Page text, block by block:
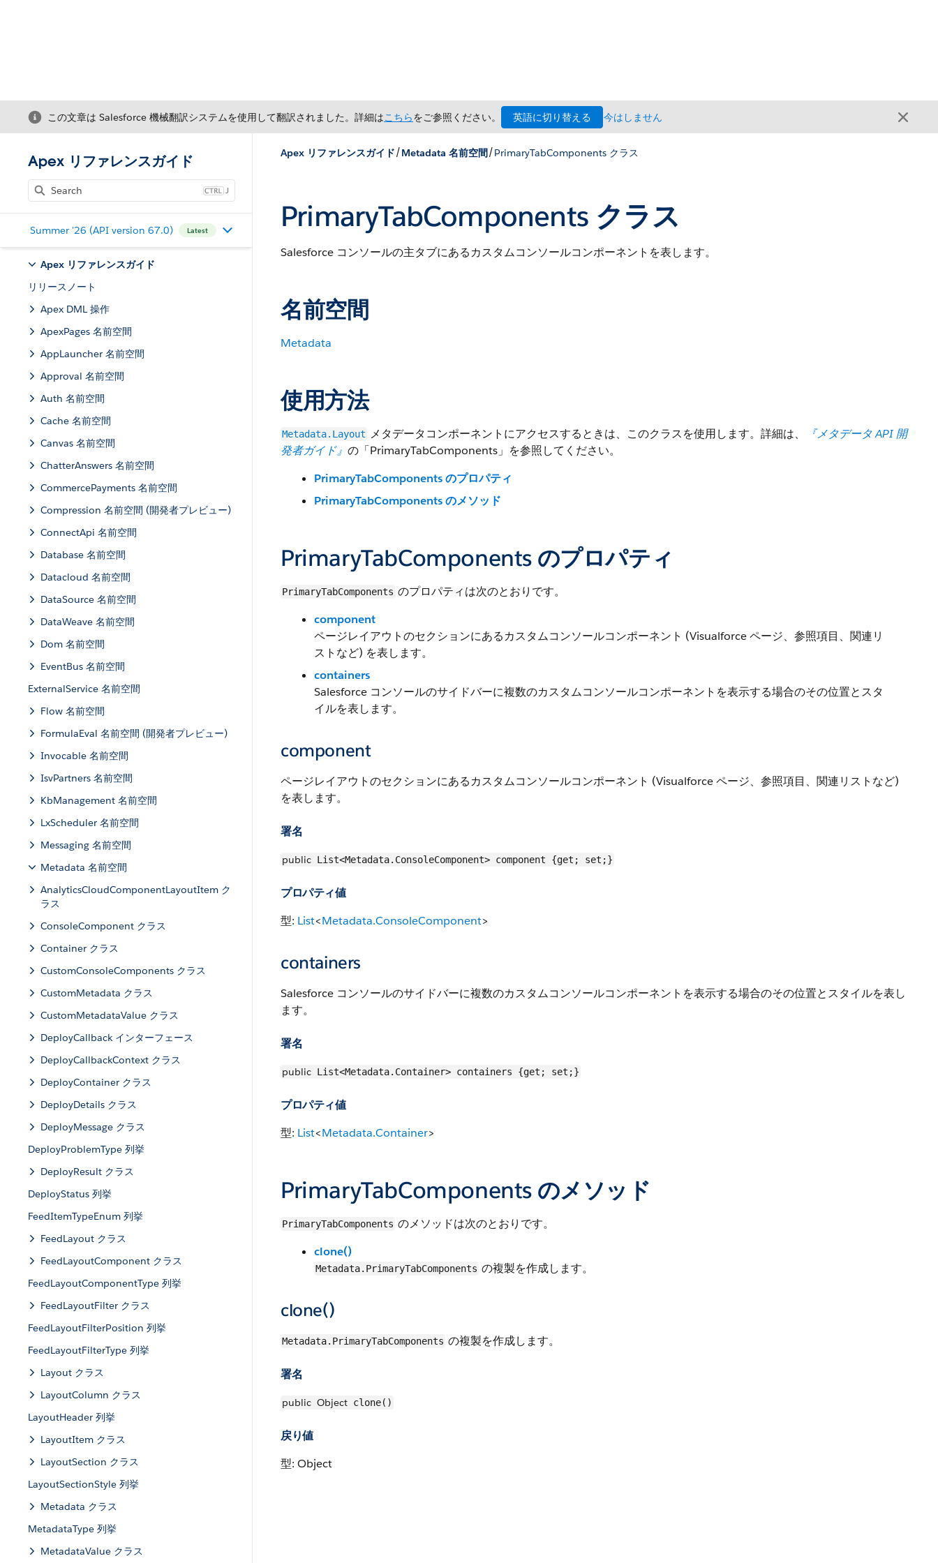
この文章は Salesforce 機械翻訳システムを使用して翻訳されました。詳細はこちらをご参照ください。 英語に切り替える 今はしません
Apex リファレンスガイド
J
Summer '26 (API version 67.0) Latest
Apex リファレンスガイド
リリースノート
Apex DML 操作
ApexPages 名前空間
AppLauncher 名前空間
Approval 名前空間
Auth 名前空間
Cache 名前空間
Canvas 名前空間
ChatterAnswers 名前空間
CommercePayments 名前空間
Compression 名前空間 (開発者プレビュー)
ConnectApi 名前空間
Database 名前空間
Datacloud 名前空間
DataSource 名前空間
DataWeave 名前空間
Dom 名前空間
EventBus 名前空間
ExternalService 名前空間
Flow 名前空間
FormulaEval 名前空間 (開発者プレビュー)
Invocable 名前空間
IsvPartners 名前空間
KbManagement 名前空間
LxScheduler 名前空間
Messaging 名前空間
Metadata 名前空間
AnalyticsCloudComponentLayoutItem ク
ラス
ConsoleComponent クラス
Container クラス
CustomConsoleComponents クラス
CustomMetadata クラス
CustomMetadataValue クラス
DeployCallback インターフェース
DeployCallbackContext クラス
DeployContainer クラス
DeployDetails クラス
DeployMessage クラス
DeployProblemType 列挙
DeployResult クラス
DeployStatus 列挙
FeedItemTypeEnum 列挙
FeedLayout クラス
FeedLayoutComponent クラス
FeedLayoutComponentType 列挙
FeedLayoutFilter クラス
FeedLayoutFilterPosition 列挙
FeedLayoutFilterType 列挙
Layout クラス
LayoutColumn クラス
LayoutHeader 列挙
LayoutItem クラス
LayoutSection クラス
LayoutSectionStyle 列挙
Metadata クラス
MetadataType 列挙
MetadataValue クラス
Apex リファレンスガイド/Metadata 名前空間/PrimaryTabComponents クラス
PrimaryTabComponents クラス
Salesforce コンソールの主タブにあるカスタムコンソールコンポーネントを表します。
名前空間
Metadata
使用方法
Metadata.Layout メタデータコンポーネントにアクセスするときは、このクラスを使用します。詳細は、
『メタデータ API 開
発者ガイド』 の「PrimaryTabComponents」を参照してください。
PrimaryTabComponents のプロパティ
PrimaryTabComponents のメソッド
PrimaryTabComponents のプロパティ
PrimaryTabComponents のプロパティは次のとおりです。
component
ページレイアウトのセクションにあるカスタムコンソールコンポーネント (Visualforce ページ、参照項目、関連リ
ストなど) を表します。
containers
Salesforce コンソールのサイドバーに複数のカスタムコンソールコンポーネントを表示する場合のその位置とスタ
イルを表します。
component
ページレイアウトのセクションにあるカスタムコンソールコンポーネント (Visualforce ページ、参照項目、関連リストなど)
を表します。
署名
public List<Metadata.ConsoleComponent> component {get; set;}
プロパティ値
型: List<Metadata.ConsoleComponent>
containers
Salesforce コンソールのサイドバーに複数のカスタムコンソールコンポーネントを表示する場合のその位置とスタイルを表し
ます。
署名
public List<Metadata.Container> containers {get; set;}
プロパティ値
型: List<Metadata.Container>
PrimaryTabComponents のメソッド
PrimaryTabComponents のメソッドは次のとおりです。
clone()
Metadata.PrimaryTabComponents の複製を作成します。
clone()
Metadata.PrimaryTabComponents の複製を作成します。
署名
public Object clone()
戻り値
型: Object